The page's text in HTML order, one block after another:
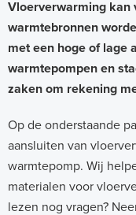
l
o
e
r
v
e
r
w
Vloerverwarming kan
warmtebronnen
met een hoge of lage
warmtepompen en
zaken om rekening
Op de onderstaande
aansluiten van
warmtepomp. Wij
materialen voor
lezen nog vragen?